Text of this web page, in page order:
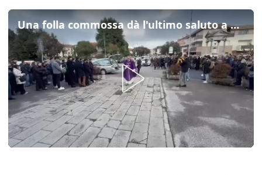
Una folla commossa dà l'ultimo saluto a Vania, morta per un malore in palestra a 21 anni